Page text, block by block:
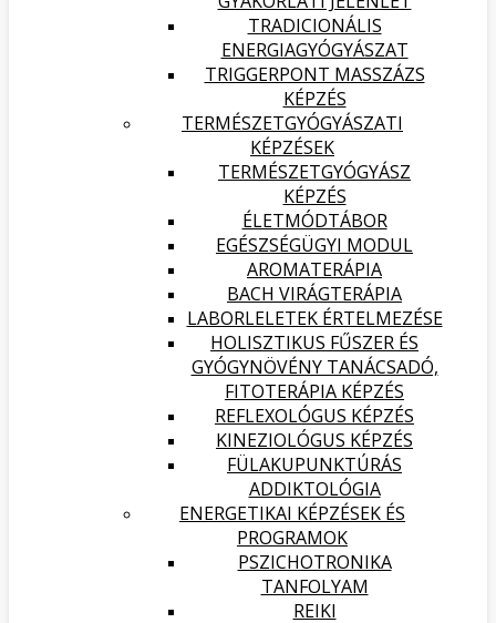
TRADICIONÁLIS
ENERGIAGYÓGYÁSZAT
TRIGGERPONT MASSZÁZS
KÉPZÉS
TERMÉSZETGYÓGYÁSZATI
KÉPZÉSEK
TERMÉSZETGYÓGYÁSZ
KÉPZÉS
ÉLETMÓDTÁBOR
EGÉSZSÉGÜGYI MODUL
AROMATERÁPIA
BACH VIRÁGTERÁPIA
LABORLELETEK ÉRTELMEZÉSE
HOLISZTIKUS FŰSZER ÉS
GYÓGYNÖVÉNY TANÁCSADÓ,
FITOTERÁPIA KÉPZÉS
REFLEXOLÓGUS KÉPZÉS
KINEZIOLÓGUS KÉPZÉS
FÜLAKUPUNKTÚRÁS
ADDIKTOLÓGIA
ENERGETIKAI KÉPZÉSEK ÉS
PROGRAMOK
PSZICHOTRONIKA
TANFOLYAM
REIKI